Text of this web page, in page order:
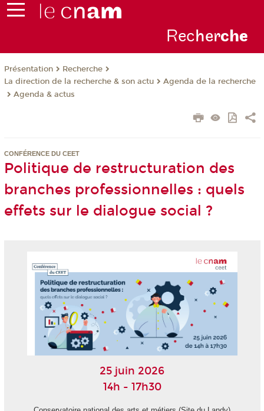
Recherche
Présentation
Recherche
La direction de la recherche & son actu
Agenda de la recherche
Agenda & actus
CONFÉRENCE DU CEET
Politique de restructuration des
branches professionnelles : quels
effets sur le dialogue social ?
25 juin 2026
14h - 17h30